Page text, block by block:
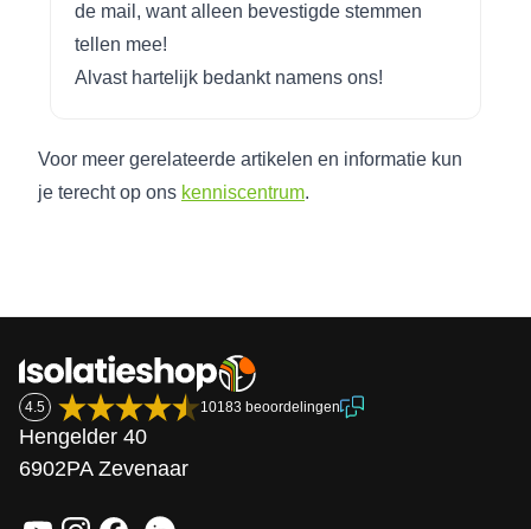
de mail, want alleen bevestigde stemmen
tellen mee!
Alvast hartelijk bedankt namens ons!
Voor meer gerelateerde artikelen en informatie kun
je terecht op ons kenniscentrum.
4.5 10183 beoordelingen
Hengelder 40
6902PA Zevenaar